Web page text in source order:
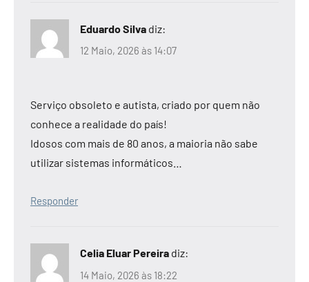
Eduardo Silva diz:
12 Maio, 2026 às 14:07
Serviço obsoleto e autista, criado por quem não
conhece a realidade do país!
Idosos com mais de 80 anos, a maioria não sabe
utilizar sistemas informáticos…
Responder
Celia Eluar Pereira diz:
14 Maio, 2026 às 18:22